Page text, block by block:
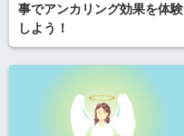
事でアンカリング効果を体験
しよう！